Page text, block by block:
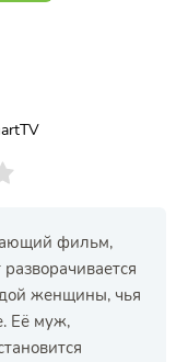
фильм,
женщины, чья
Её муж,